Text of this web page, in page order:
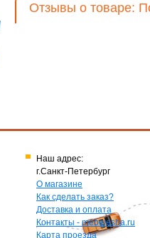
Отзывы о товаре:
Наш адрес:
г.Санкт-Петербург
О магазине
Как сделать заказ?
Доставка и оплата
Контакты - mebelesha.ru
Карта проезда